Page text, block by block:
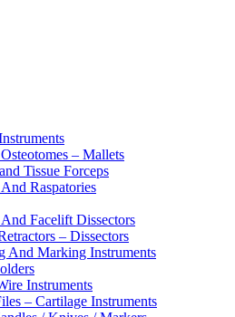
– Mallets
Tissue Forceps
Raspatories
Facelift Dissectors
– Dissectors
And Marking Instruments
Instruments
– Cartilage Instruments